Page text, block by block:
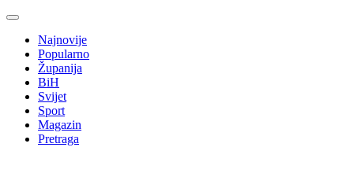
Najnovije
Popularno
Županija
BiH
Svijet
Sport
Magazin
Pretraga